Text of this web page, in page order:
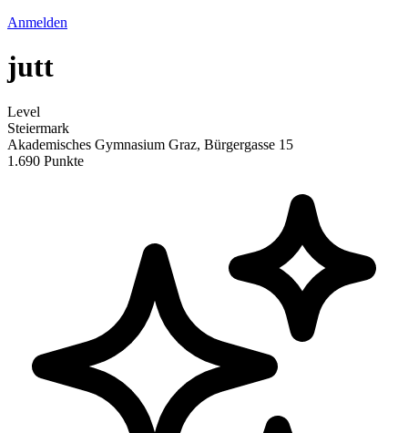
Anmelden
jutt
Level
Steiermark
Akademisches Gymnasium Graz, Bürgergasse 15
1.690 Punkte